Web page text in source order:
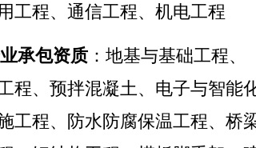
工程、通信工程、机电工程
承包资质 ：地基与基础工程、
程、预拌混凝土、电子与智能
工程、防水防腐保温工程、桥